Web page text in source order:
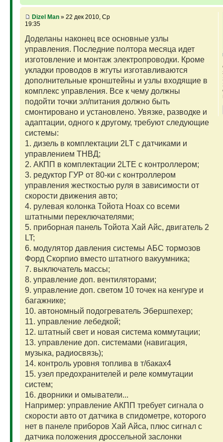
Dizel Man» 22 дек 2010, Ср
19:35
Доделаны наконец все основные узлы
управления. Последние полтора месяца идет
изготовление и монтаж электропроводки. Кроме
укладки проводов в жгуты изготавливаются
дополнительные кронштейны и узлы входящие в
комплекс управления. Все к чему должны
подойти точки эл/питания должно быть
смонтировано и установлено. Увязке, разводке и
адаптации, одного к другому, требуют следующие
системы:
1. дизель в комплектации 2LT с датчиками и
управлением ТНВД;
2. АКПП в комплектации 2LTE с контроллером;
3. редуктор ГУР от 80-ки с контроллером
управления жесткостью руля в зависимости от
скорости движения авто;
4. рулевая колонка Тойота Ноах со всеми
штатными переключателями;
5. приборная панель Тойота Хай Айс, двигатель 2
LT;
6. модулятор давления системы АБС тормозов
Форд Скорпио вместо штатного вакуумника;
7. выключатель массы;
8. управление доп. вентиляторами;
9. управление доп. светом 10 точек на кенгуре и
багажнике;
10. автономный подогреватель Эбершпехер;
11. управление лебедкой;
12. штатный свет и новая система коммутации;
13. управление доп. системами (навигация,
музыка, радиосвязь);
14. контроль уровня топлива в т/баках4
15. узел предохранителей и реле коммутации
систем;
16. дворники и омыватели...
Например: управление АКПП требует сигнала о
скорости авто от датчика в спидометре, которого
нет в панеле приборов Хай Айса, плюс сигнал с
датчика положения дроссельной заслонки